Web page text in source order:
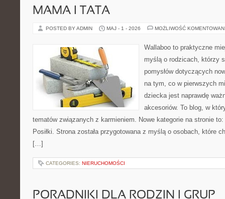
MAMA I TATA
POSTED BY ADMIN MAJ - 1 - 2026 MOŻLIWOŚĆ
Wallaboo to praktyczne
myślą o rodzicach, którzy
pomysłów dotyczących
na tym, co w pierwszych
dziecka jest naprawdę
akcesoriów. To blog, w
tematów związanych z karmieniem. Nowe kategorie na stronie
Posiłki. Strona została przygotowana z myślą o osobach, które
[…]
CATEGORIES: NIERUCHOMOŚCI
PORADNIKI DLA RODZIN I GRUP